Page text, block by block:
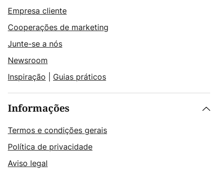
Empresa cliente
Cooperações de marketing
Junte-se a nós
Newsroom
Inspiração
Guias práticos
Informações
Termos e condições gerais
Política de privacidade
Aviso legal